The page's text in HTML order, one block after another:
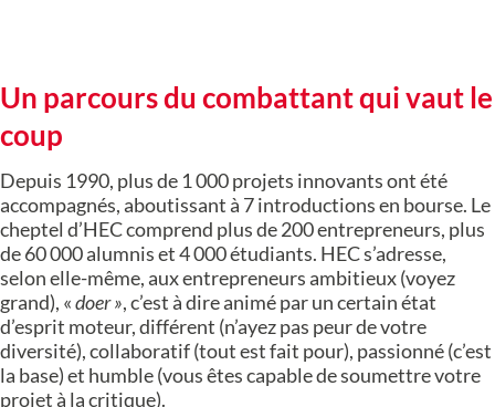
Un parcours du combattant qui vaut le
coup
Depuis 1990, plus de 1 000 projets innovants ont été
accompagnés, aboutissant à 7 introductions en bourse. Le
cheptel d’HEC comprend plus de 200 entrepreneurs, plus
de 60 000 alumnis et 4 000 étudiants. HEC s’adresse,
selon elle-même, aux entrepreneurs ambitieux (voyez
grand), «doer », c’est à dire animé par un certain état
d’esprit moteur, différent (n’ayez pas peur de votre
diversité), collaboratif (tout est fait pour), passionné (c’est
la base) et humble (vous êtes capable de soumettre votre
projet à la critique).